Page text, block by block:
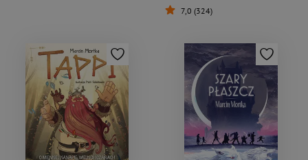
7,0 (324)